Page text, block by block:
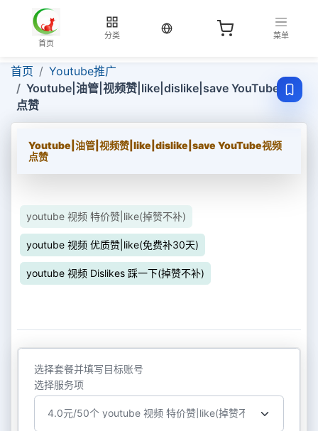
首页
分类
当前语言：中文
菜单
首页
Youtube推广
Youtube|油管|视频赞|like|dislike|save YouTube视频
点赞
Youtube|油管|视频赞|like|dislike|save YouTube视频
点赞
youtube 视频 特价赞|like(掉赞不补)
youtube 视频 优质赞|like(免费补30天)
youtube 视频 Dislikes 踩一下(掉赞不补)
选择套餐并填写目标账号
选择服务项